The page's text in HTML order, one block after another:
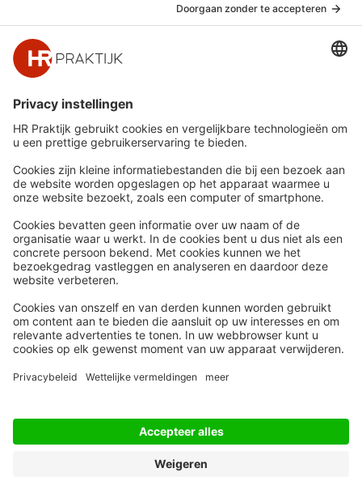
Snel naar
Nieuws
Whitepapers
Webinars
Word lid
Contact
Meer
HR Academy
HR Podcast
CHRO
HR Day
Volg Ons
Alle rechten voorbehouden
Privacyinstellingen
Algemene Voorwaarden